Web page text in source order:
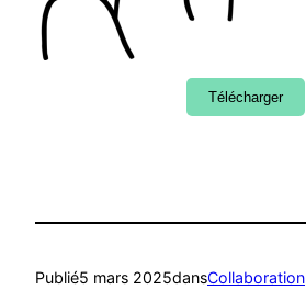
Télécharger
Publié5 mars 2025dansCollaboration